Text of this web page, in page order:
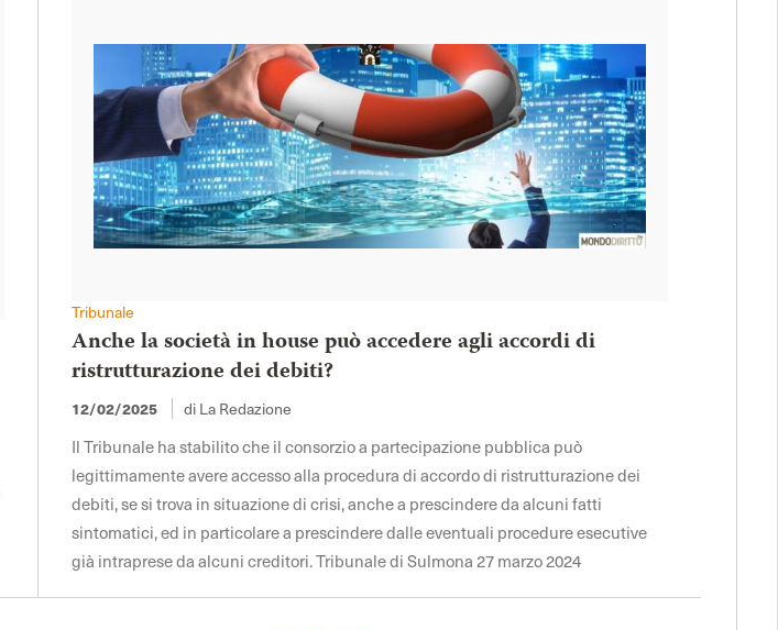
Tribunale
Anche la società in house può accedere agli accordi di
ristrutturazione dei debiti?
12/02/2025 di La Redazione
Il Tribunale ha stabilito che il consorzio a partecipazione pubblica può
legittimamente avere accesso alla procedura di accordo di ristrutturazione dei
debiti, se si trova in situazione di crisi, anche a prescindere da alcuni fatti
sintomatici, ed in particolare a prescindere dalle eventuali procedure esecutive
già intraprese da alcuni creditori. Tribunale di Sulmona 27 marzo 2024